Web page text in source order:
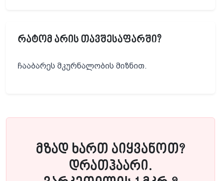
რატომ არის თავშესაფარში?
ჩააბარეს მკურნალობის მიზნით.
მზად ხართ აიყვანოთ?
დრათჰაარი.